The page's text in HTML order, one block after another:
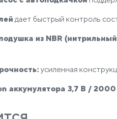
дает быстрый контроль
из NBR
усиленная
аккумулятора 3,7 В /